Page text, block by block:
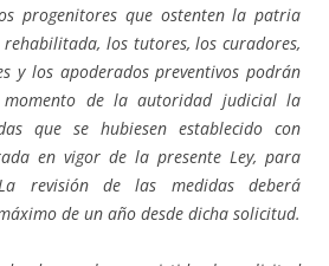
progenitores que ostenten la patria
los tutores, los curadores,
y los apoderados preventivos podrán
de la autoridad judicial la
que se hubiesen establecido con
en vigor de la presente Ley, para
revisión de las medidas deberá
de un año desde dicha solicitud.